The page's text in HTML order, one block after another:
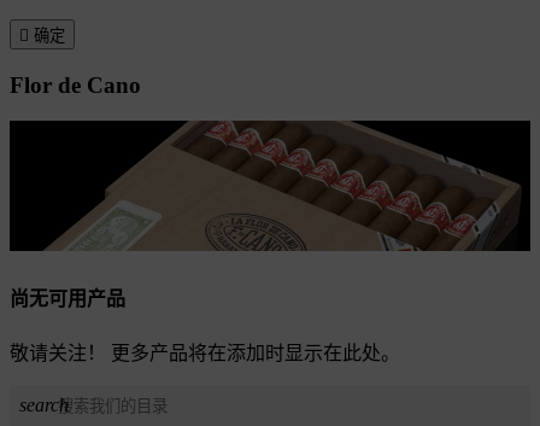
 确定
Flor de Cano
尚无可用产品
敬请关注！ 更多产品将在添加时显示在此处。
search